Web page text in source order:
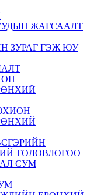
ЖАГСААЛТ
ЗУРАГ ГЭЖ ЮУ
ТӨЛӨВЛӨГӨӨ
СУМ